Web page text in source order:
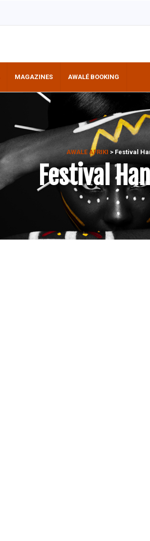
MAGAZINES AWALÉ BOOKING
AWALE AFRIKI > Festival
Festival